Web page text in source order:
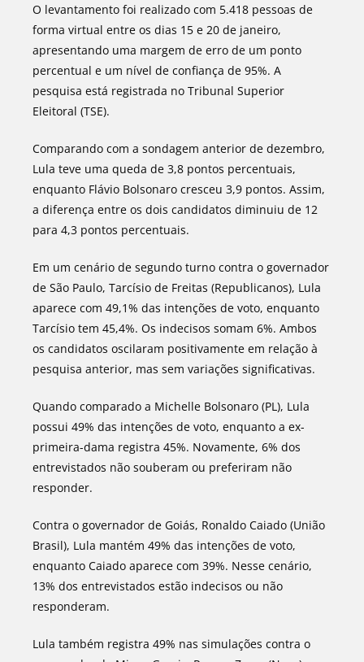
O levantamento foi realizado com 5.418 pessoas de
forma virtual entre os dias 15 e 20 de janeiro,
apresentando uma margem de erro de um ponto
percentual e um nível de confiança de 95%. A
pesquisa está registrada no Tribunal Superior
Eleitoral (TSE).
Comparando com a sondagem anterior de dezembro,
Lula teve uma queda de 3,8 pontos percentuais,
enquanto Flávio Bolsonaro cresceu 3,9 pontos. Assim,
a diferença entre os dois candidatos diminuiu de 12
para 4,3 pontos percentuais.
Em um cenário de segundo turno contra o governador
de São Paulo, Tarcísio de Freitas (Republicanos), Lula
aparece com 49,1% das intenções de voto, enquanto
Tarcísio tem 45,4%. Os indecisos somam 6%. Ambos
os candidatos oscilaram positivamente em relação à
pesquisa anterior, mas sem variações significativas.
Quando comparado a Michelle Bolsonaro (PL), Lula
possui 49% das intenções de voto, enquanto a ex-
primeira-dama registra 45%. Novamente, 6% dos
entrevistados não souberam ou preferiram não
responder.
Contra o governador de Goiás, Ronaldo Caiado (União
Brasil), Lula mantém 49% das intenções de voto,
enquanto Caiado aparece com 39%. Nesse cenário,
13% dos entrevistados estão indecisos ou não
responderam.
Lula também registra 49% nas simulações contra o